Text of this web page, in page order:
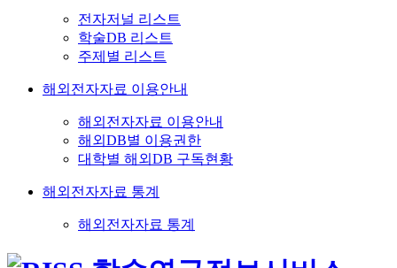
전자저널 리스트
학술DB 리스트
주제별 리스트
해외전자자료 이용안내
해외전자자료 이용안내
해외DB별 이용권한
대학별 해외DB 구독현황
해외전자자료 통계
해외전자자료 통계